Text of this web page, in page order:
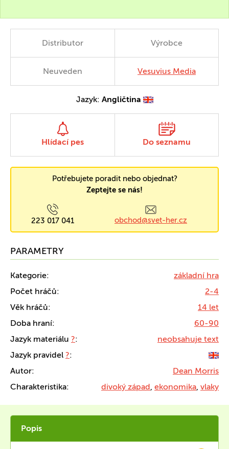
Distributor Výrobce
Neuveden Vesuvius Media
Jazyk: Angličtina
Hlídací pes Do seznamu
Potřebujete poradit nebo objednat?
Zeptejte se nás!
223 017 041 obchod@svet-her.cz
PARAMETRY
Kategorie:
základní hra
Počet hráčů:
2-4
Věk hráčů:
14 let
Doba hraní:
60-90
Jazyk materiálu ?:
neobsahuje text
Jazyk pravidel ?:
Autor:
Dean Morris
Charakteristika:
divoký západ, ekonomika, vlaky
Popis